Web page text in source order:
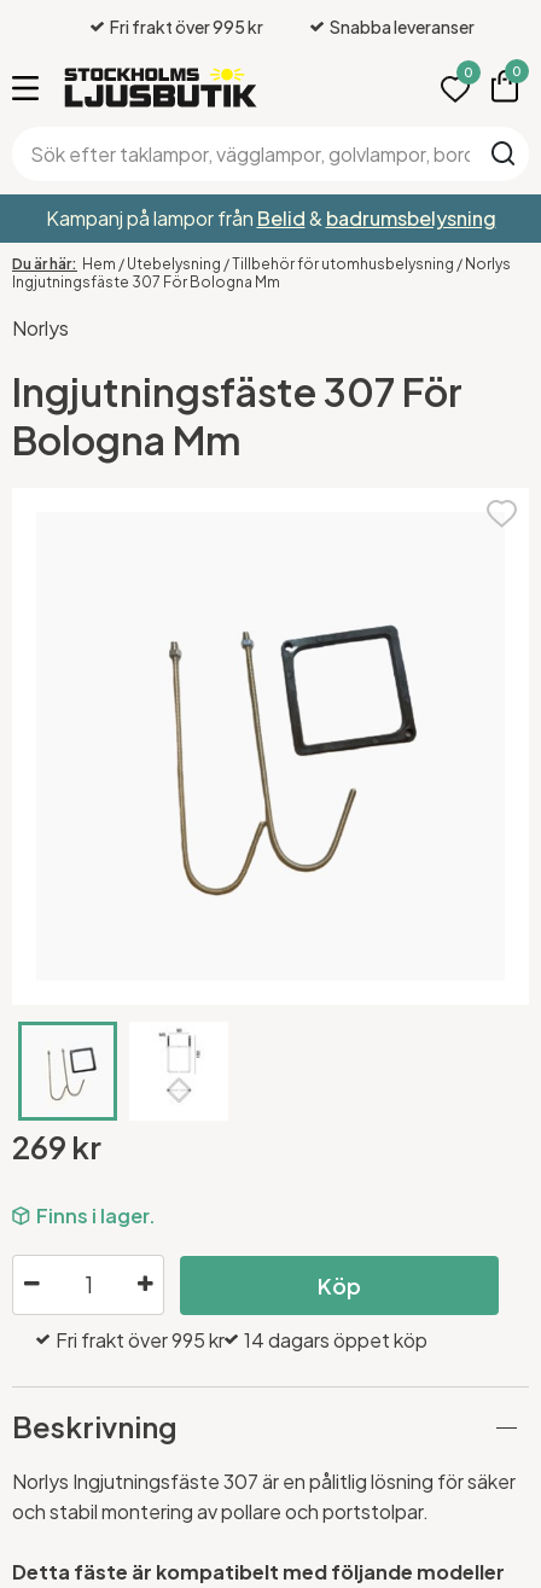
Fri frakt över 995 kr Snabba leveranser
0 0
Kampanj på lampor från Belid& badrumsbelysning
Hem / Utebelysning /Tillbehör för utomhusbelysning / Norlys
Ingjutningsfäste 307 För Bologna Mm
Norlys
Ingjutningsfäste 307 För
Bologna Mm
269 kr
Finns i lager.
Köp
Fri frakt över 995 kr 14 dagars öppet köp
Beskrivning
Norlys Ingjutningsfäste 307 är en pålitlig lösning för säker
och stabil montering av pollare och portstolpar.
Detta fäste är kompatibelt med följande modeller